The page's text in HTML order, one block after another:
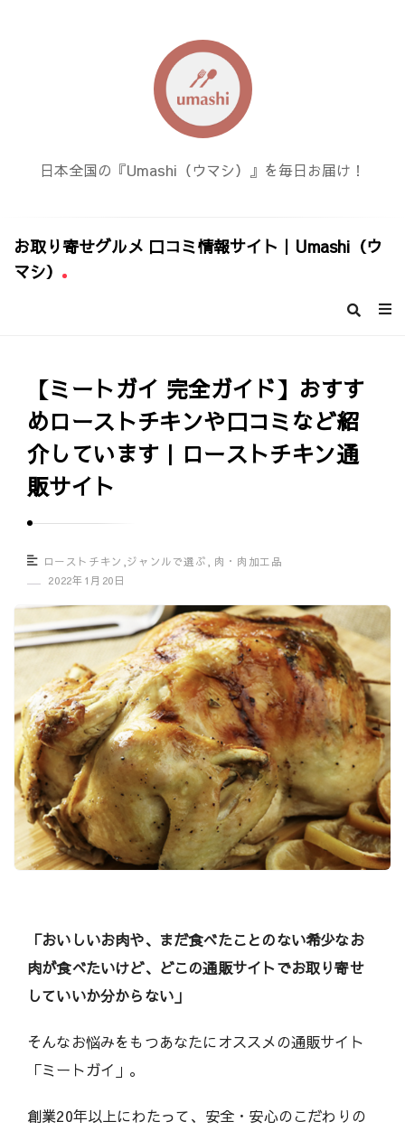
日本全国の『Umashi（ウマシ）』を毎日お届け！
お取り寄せグルメ 口コミ情報サイト｜Umashi（ウ
マシ）
グ
ル
メ
口
コ
ミ
情
報
サ
イ
ト
｜
U
m
a
s
i
シ
【ミートガイ 完全ガイド】おすす
めローストチキンや口コミなど紹
介しています｜ローストチキン通
販サイト
ローストチキン ジャンルで選ぶ
肉・肉加工品
2022年1月20日
「おいしいお肉や、まだ食べたことのない希少なお
肉が食べたいけど、どこの通販サイトでお取り寄せ
していいか分からない」
そんなお悩みをもつあなたにオススメの通販サイト
「ミートガイ」。
創業20年以上にわたって、安全・安心のこだわりの